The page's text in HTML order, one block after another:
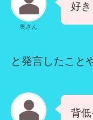
奥さん
好
と発言したこと
背低